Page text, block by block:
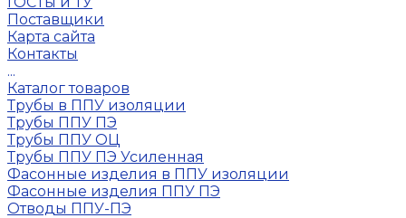
Поставщики
Карта сайта
Контакты
...
Каталог товаров
Трубы в ППУ изоляции
Трубы ППУ ПЭ
Трубы ППУ ОЦ
Трубы ППУ ПЭ Усиленная
Фасонные изделия в ППУ изоляции
Фасонные изделия ППУ ПЭ
Отводы ППУ-ПЭ